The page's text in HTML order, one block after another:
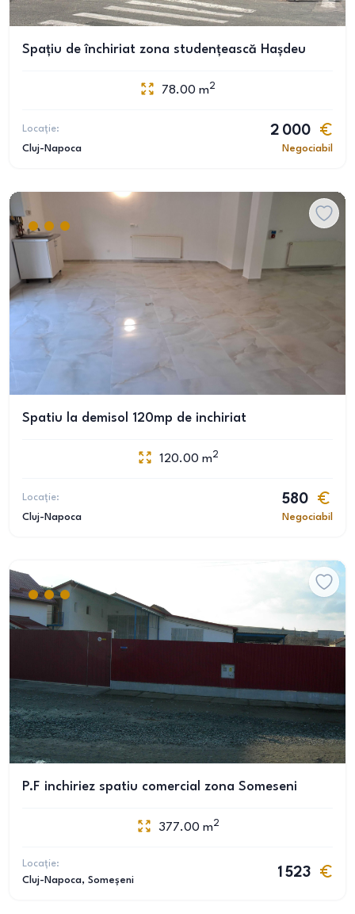
Spațiu de închiriat zona studențească Hașdeu
78.00 m2
Locație:
Cluj-Napoca
2 000
Negociabil
Spatiu la demisol 120mp de inchiriat
120.00 m2
Locație:
Cluj-Napoca
580
Negociabil
P.F inchiriez spatiu comercial zona Someseni
377.00 m2
Locație:
Cluj-Napoca, Someșeni
1 523